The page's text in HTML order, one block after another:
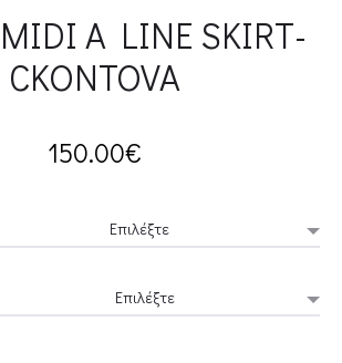
A LINE SKIRT-
CKONTOVA
150.00€